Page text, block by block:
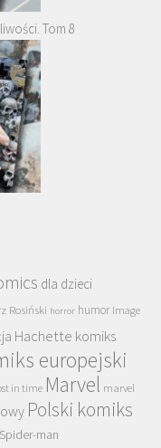
Tom 8
dla dzieci
Rosiński horror humor Image
Hachette komiks
europejski
in time Marvel marvel
Polski komiks
Spider-man